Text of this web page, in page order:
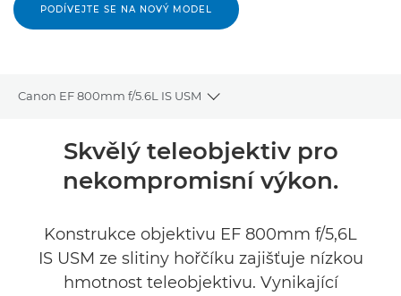
PODÍVEJTE SE NA NOVÝ MODEL
Canon EF 800mm f/5.6L IS USM
Toggle breadcrumbs
Specifikace
Skvělý teleobjektiv pro
nekompromisní výkon.
Konstrukce objektivu EF 800mm f/5,6L
IS USM ze slitiny hořčíku zajišťuje nízkou
hmotnost teleobjektivu. Vynikající